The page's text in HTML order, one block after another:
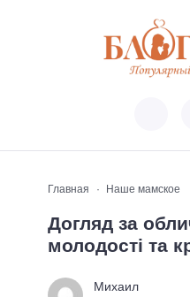
Главная Наше мамское
Догляд за
молодості та
Михаил